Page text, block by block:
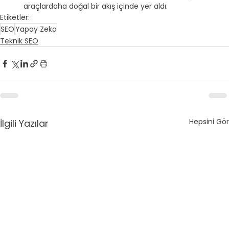
araçlardaha doğal bir akış içinde yer aldı.
Etiketler:
SEOYapay Zeka
Teknik SEO
İlgili Yazılar Hepsini Gör